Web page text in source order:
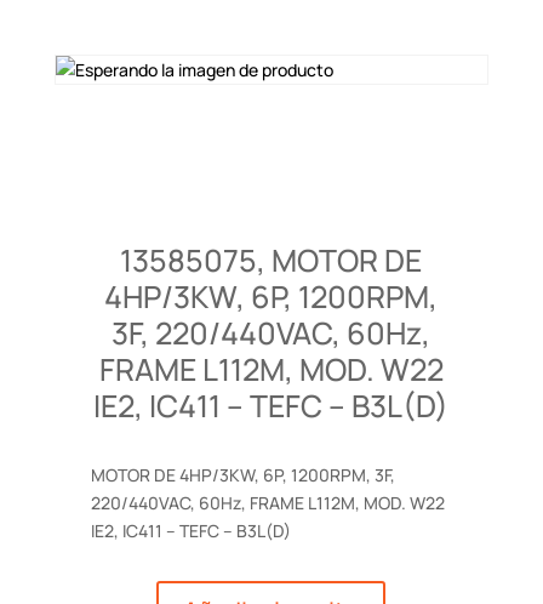
13585075, MOTOR DE
4HP/3KW, 6P, 1200RPM,
3F, 220/440VAC, 60Hz,
FRAME L112M, MOD. W22
IE2, IC411 – TEFC – B3L(D)
MOTOR DE 4HP/3KW, 6P, 1200RPM, 3F,
220/440VAC, 60Hz, FRAME L112M, MOD. W22
IE2, IC411 – TEFC – B3L(D)